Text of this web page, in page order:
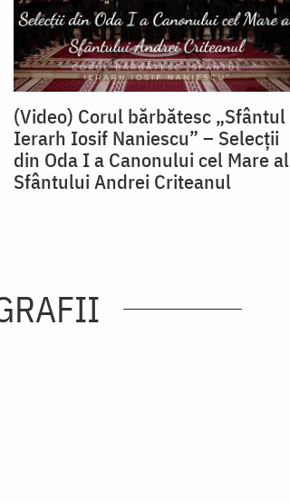
(Video) Corul bărbătesc „Sfântul
Ierarh Iosif Naniescu” – Selecții
din Oda I a Canonului cel Mare al
Sfântului Andrei Criteanul